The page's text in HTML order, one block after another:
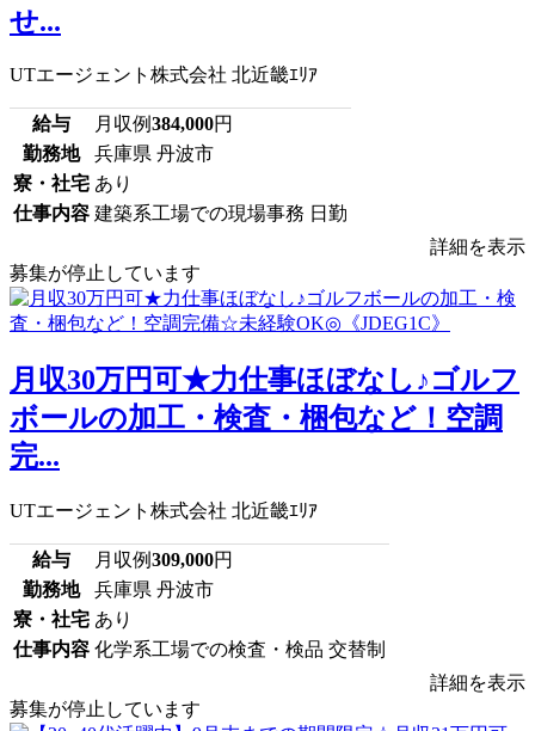
せ...
UTエージェント株式会社 北近畿ｴﾘｱ
給与 月収例384,000円
勤務地
兵庫県 丹波市
寮・社宅 あり
仕事内容 建築系工場での現場事務 日勤
詳細を表示
募集が停止しています
月収30万円可★力仕事ほぼなし♪ゴルフ
ボールの加工・検査・梱包など！空調
完...
UTエージェント株式会社 北近畿ｴﾘｱ
給与 月収例309,000円
勤務地
兵庫県 丹波市
寮・社宅 あり
仕事内容 化学系工場での検査・検品 交替制
詳細を表示
募集が停止しています